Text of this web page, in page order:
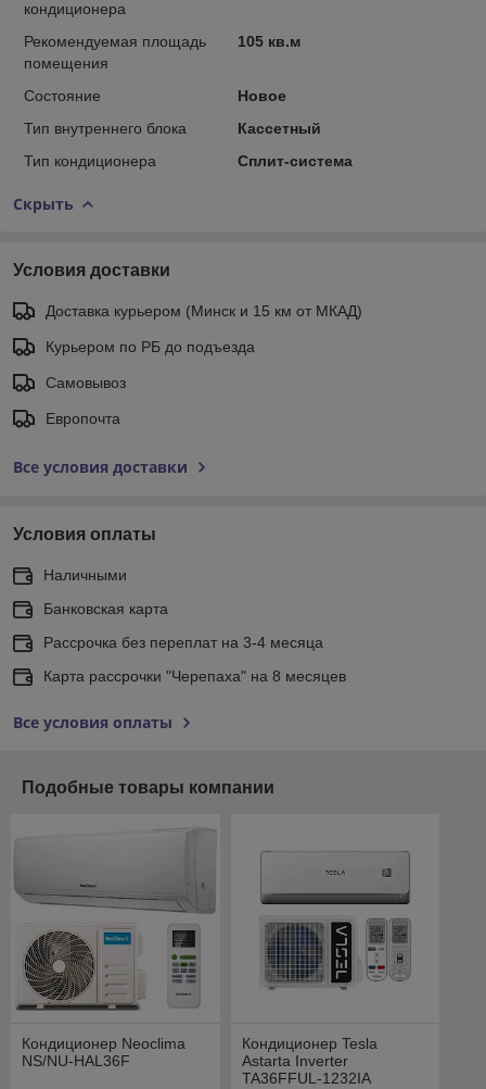
кондиционера
Рекомендуемая площадь
помещения
105 кв.м
Состояние
Новое
Тип внутреннего блока
Кассетный
Тип кондиционера
Сплит-система
Скрыть
Условия доставки
Доставка курьером (Минск и 15 км от МКАД)
Курьером по РБ до подъезда
Самовывоз
Европочта
Все условия доставки
Условия оплаты
Наличными
Банковская карта
Рассрочка без переплат на 3-4 месяца
Карта рассрочки "Черепаха" на 8 месяцев
Все условия оплаты
Подобные товары компании
Кондиционер Neoclima
NS/NU-HAL36F
Кондиционер Tesla
Astarta Inverter
TA36FFUL-1232IA